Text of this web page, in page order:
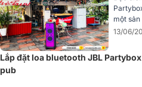
Mặt trước là hệ thống là hệ
tấm căng thép không gỉ. Khay
một
13/06/
Lắp đặt loa bluetooth JBL
pub